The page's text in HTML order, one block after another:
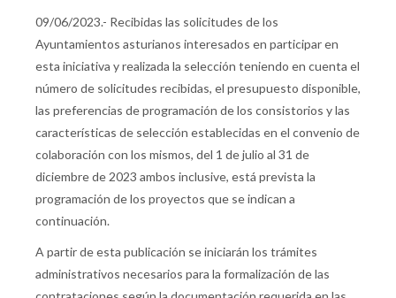
09/06/2023.- Recibidas las solicitudes de los
Ayuntamientos asturianos interesados en participar en
esta iniciativa y realizada la selección teniendo en cuenta el
número de solicitudes recibidas, el presupuesto disponible,
las preferencias de programación de los consistorios y las
características de selección establecidas en el convenio de
colaboración con los mismos, del 1 de julio al 31 de
diciembre de 2023 ambos inclusive, está prevista la
programación de los proyectos que se indican a
continuación.
A partir de esta publicación se iniciarán los trámites
administrativos necesarios para la formalización de las